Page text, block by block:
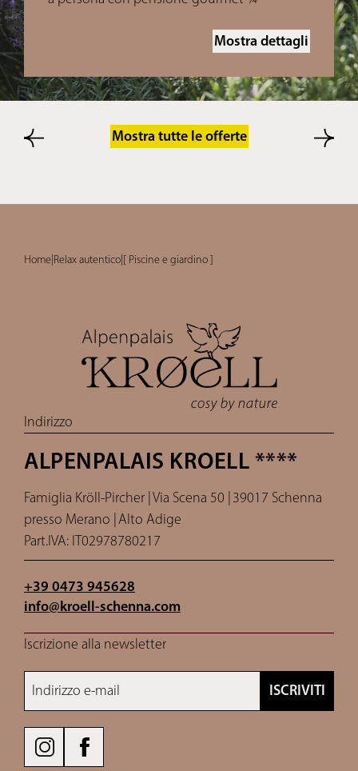
Mostra dettagli
Mostra tutte le offerte
Home Relax autentico [ Piscine e giardino ]
Indirizzo
ALPENPALAIS KROELL ****
Famiglia Kröll-Pircher | Via Scena 50 | 39017 Schenna
presso Merano | Alto Adige
Part.IVA: IT02978780217
+39 0473 945628
info@kroell-schenna.com
Iscrizione alla newsletter
Indirizzo e-mail ISCRIVITI